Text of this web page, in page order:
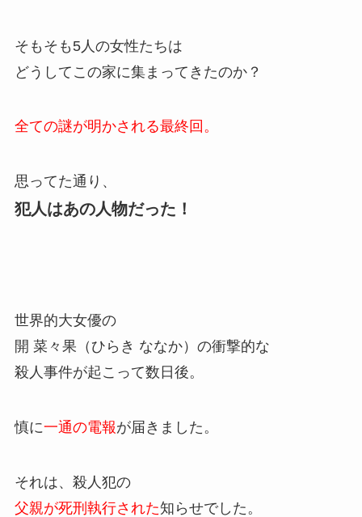
そもそも5人の女性たちは
どうしてこの家に集まってきたのか？
全ての謎が明かされる最終回。
思ってた通り、
犯人はあの人物だった！
世界的大女優の
開 菜々果（ひらき ななか）の衝撃的な
殺人事件が起こって数日後。
慎に一通の電報が届きました。
それは、殺人犯の
父親が死刑執行された知らせでした。